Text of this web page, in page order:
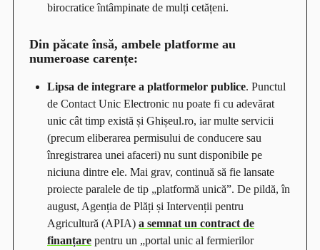
birocratice întâmpinate de mulți cetățeni.
Din păcate însă, ambele platforme au
numeroase carențe:
Lipsa de integrare a platformelor publice. Punctul
de Contact Unic Electronic nu poate fi cu adevărat
unic cât timp există și Ghișeul.ro, iar multe servicii
(precum eliberarea permisului de conducere sau
înregistrarea unei afaceri) nu sunt disponibile pe
niciuna dintre ele. Mai grav, continuă să fie lansate
proiecte paralele de tip „platformă unică”. De pildă, în
august, Agenția de Plăți și Intervenții pentru
Agricultură (APIA) a semnat un contract de
finanțare pentru un „portal unic al fermierilor